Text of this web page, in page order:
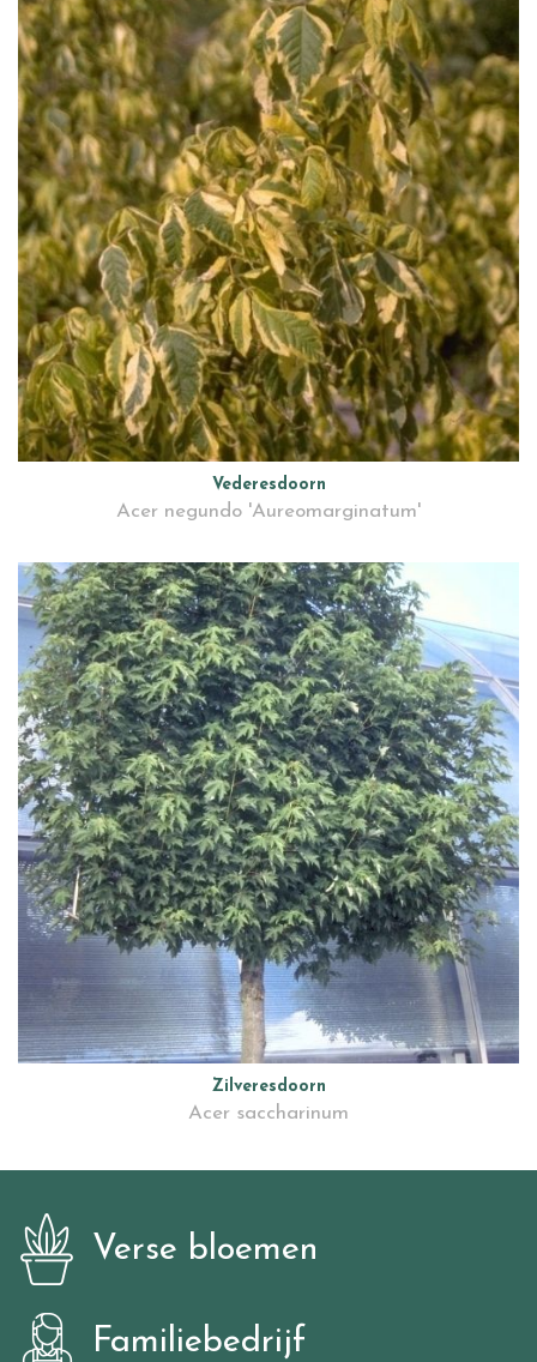
Vederesdoorn
Acer negundo 'Aureomarginatum'
Zilveresdoorn
Acer saccharinum
Verse bloemen
Familiebedrijf